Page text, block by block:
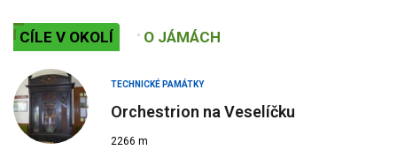
CÍLE V OKOLÍ O JÁMÁCH
TECHNICKÉ PAMÁTKY
Orchestrion na Veselíčku
2266 m